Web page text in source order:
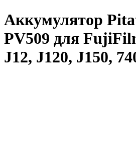
Аккумулятор
PV509 для
J12, J120, J150,